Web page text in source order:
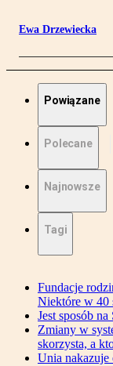
Ewa Drzewiecka
Powiązane
Polecane
Najnowsze
Tagi
Fundacje
Niektóre w 40
Jest sposób
Zmiany w
skorzysta, a
Unia nakazuje